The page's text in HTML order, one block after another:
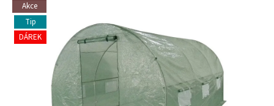
Akce
Tip
DÁREK